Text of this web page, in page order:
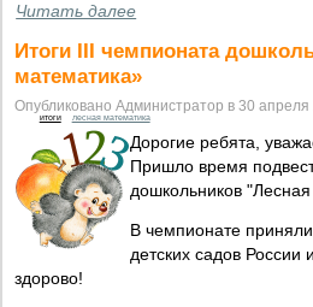
Читать далее
Итоги III чемпионата
математика»
Опубликовано Администратор в 30 апреля
итоги лесная математика
Дорогие ребята,
Пришло время
дошкольников
В чемпионате
детских садов России
здорово!